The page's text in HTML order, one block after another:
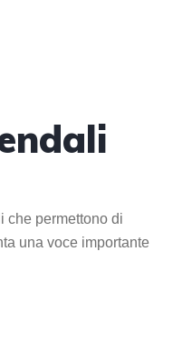
che permettono di
una voce importante